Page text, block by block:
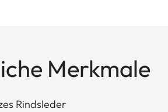
Merkmale
Rindsleder